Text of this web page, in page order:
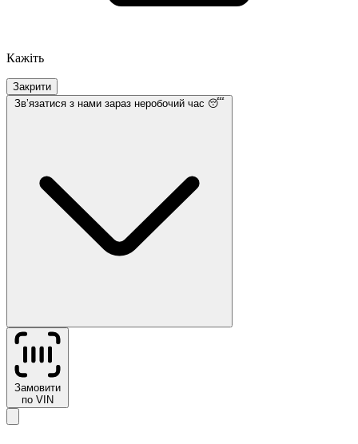
Кажіть
Закрити
Звʼязатися з нами зараз неробочий час 😴
Замовити
по VIN